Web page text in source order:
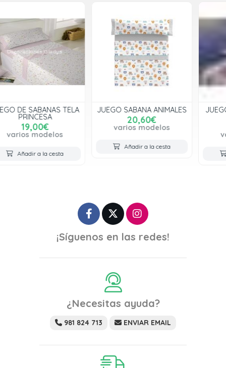
JUEGO SABANA ANIMALES
20,60€
varios modelos
JUEGO SABANA FASHION
147-01
29,95€
¡Síguenos en las redes!
¿Necesitas ayuda?
981 824 713 ENVIAR EMAIL